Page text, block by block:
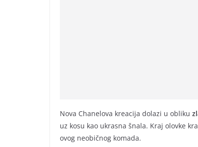
Nova Chanelova kreacija dolazi u obliku
uz kosu kao ukrasna šnala. Kraj olovke
ovog neobičnog komada.